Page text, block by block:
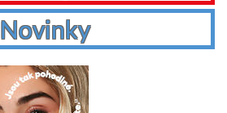
Novinky